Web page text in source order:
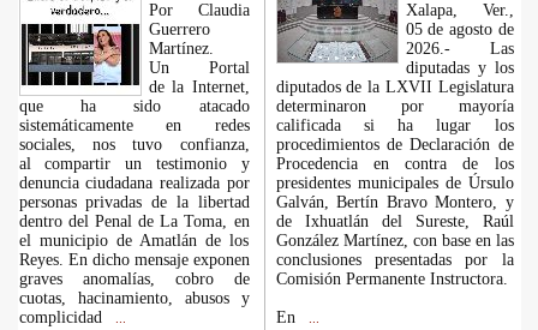
Por Claudia
Guerrero
Martínez.
​Un Portal
de la Internet,
que ha sido atacado
sistemáticamente en redes
sociales, nos tuvo confianza,
al compartir un testimonio y
denuncia ciudadana realizada por
personas privadas de la libertad
dentro del Penal de La Toma, en
el municipio de Amatlán de los
Reyes. En dicho mensaje exponen
graves anomalías, cobro de
cuotas, hacinamiento, abusos y
complicidad
Xalapa, Ver.,
05 de agosto de
2026.- Las
diputadas y los
diputados de la LXVII Legislatura
determinaron por mayoría
calificada si ha lugar los
procedimientos de Declaración de
Procedencia en contra de los
presidentes municipales de Úrsulo
Galván, Bertín Bravo Montero, y
de Ixhuatlán del Sureste, Raúl
González Martínez, con base en las
conclusiones presentadas por la
Comisión Permanente Instructora.
En